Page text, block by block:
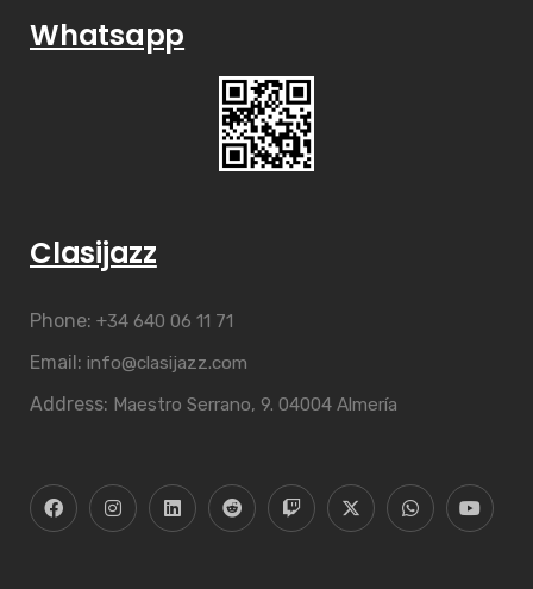
Whatsapp
Clasijazz
Phone: +34 640 06 11 71
Email: info@clasijazz.com
Address: Maestro Serrano, 9. 04004 Almería